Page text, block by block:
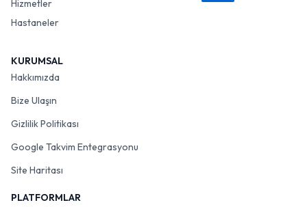
Hizmetler
Hastaneler
KURUMSAL
Hakkımızda
Bize Ulaşın
Gizlilik Politikası
Google Takvim Entegrasyonu
Site Haritası
PLATFORMLAR